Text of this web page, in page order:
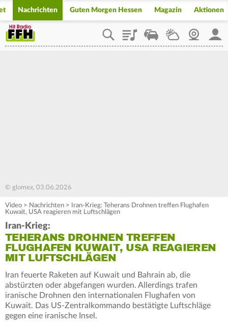
Nachrichten Guten Morgen Hessen Magazin Aktionen
PlaylistStaupilotWetterWebcam
© glomex, 03.06.2026
Video > Nachrichten >
Iran-Krieg: Teherans Drohnen treffen Flughafen
Kuwait, USA reagieren mit Luftschlägen
Iran-Krieg:
TEHERANS DROHNEN TREFFEN
FLUGHAFEN KUWAIT, USA REAGIEREN
MIT LUFTSCHLÄGEN
Iran feuerte Raketen auf Kuwait und Bahrain ab, die
abstürzten oder abgefangen wurden. Allerdings trafen
iranische Drohnen den internationalen Flughafen von
Kuwait. Das US-Zentralkommando bestätigte Luftschläge
gegen eine iranische Insel.